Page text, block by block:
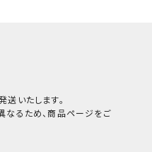
いたします。
なるため、商品ページをご